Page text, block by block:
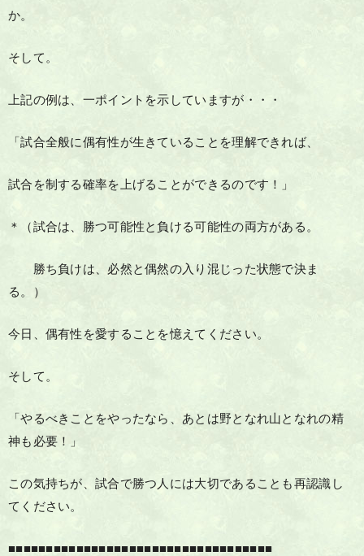
か。
そして。
上記の例は、一ポイントを示していますが・・・
「試合全般に偶有性が生きていることを理解できれば、
試合を制する確率を上げることができるのです！」
＊（試合は、勝つ可能性と負ける可能性の両方がある。
勝ち負けは、必然と偶然の入り混じった状態で決ま
る。）
今日、偶有性を愛することを憶えてください。
そして。
「やるべきことをやったなら、あとは野となれ山となれの精
神も必要！」
この気持ちが、試合で勝つ人には大切であることも再認識し
てください。
■■■■■■■■■■■■■■■■■■■■■■■■■■■■■■■■■■■